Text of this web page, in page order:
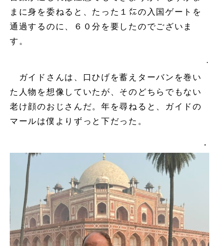
まに身を委ねると、たった１㍍の入国ゲートを
通過するのに、６０分を要したのでございま
す。
.
ガイドさんは、口ひげを蓄えターバンを巻い
た人物を想像していたが、そのどちらでもない
老け顔のおじさんだ。年を尋ねると、ガイドの
マールは僕よりずっと下だった。
．